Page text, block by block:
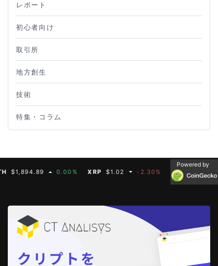
レポート
初心者向け
取引所
地方創生
技術
特集・コラム
0.00% XRP $1.02 -2.30% BNB $587.07
Powered by